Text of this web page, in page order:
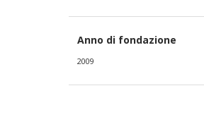
Anno di fondazione
2009